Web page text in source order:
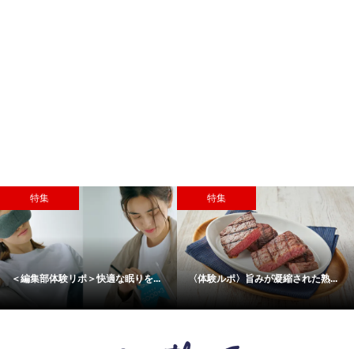
特集
＜編集部体験リポ＞快適な眠りを...
特集
〈体験ルポ〉旨みが凝縮された熟...